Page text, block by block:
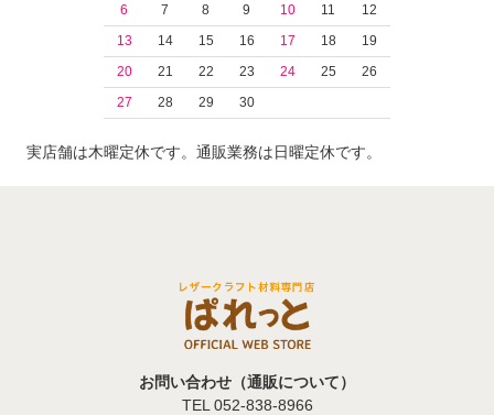
6
7 8 9 10 11
12
13
14 15 16 17 18
19
20
21 22 23 24 25
26
27
28 29 30
実店舗は木曜定休です。通販業務は日曜定休です。
お問い合わせ（通販について）
TEL 052-838-8966